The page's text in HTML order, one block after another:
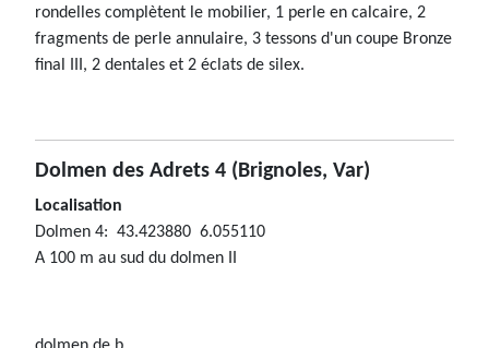
rondelles complètent le mobilier, 1 perle en calcaire, 2
fragments de perle annulaire, 3 tessons d'un coupe Bronze
final III, 2 dentales et 2 éclats de silex.
Dolmen des Adrets 4 (Brignoles, Var)
Localisation
Dolmen 4: 43.423880 6.055110
A 100 m au sud du dolmen II